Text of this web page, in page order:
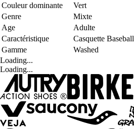
Couleur dominante
Vert
Genre
Mixte
Age
Adulte
Caractéristique
Casquette Baseball
Gamme
Washed
Loading...
Loading...